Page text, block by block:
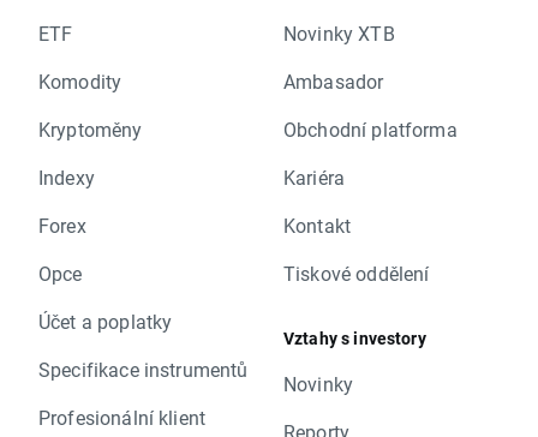
ETF
Komodity
Kryptoměny
Indexy
Forex
Opce
Účet a poplatky
Specifikace instrumentů
Profesionální klient
Novinky XTB
Ambasador
Obchodní platforma
Kariéra
Kontakt
Tiskové oddělení
Vztahy s investory
Novinky
Reporty